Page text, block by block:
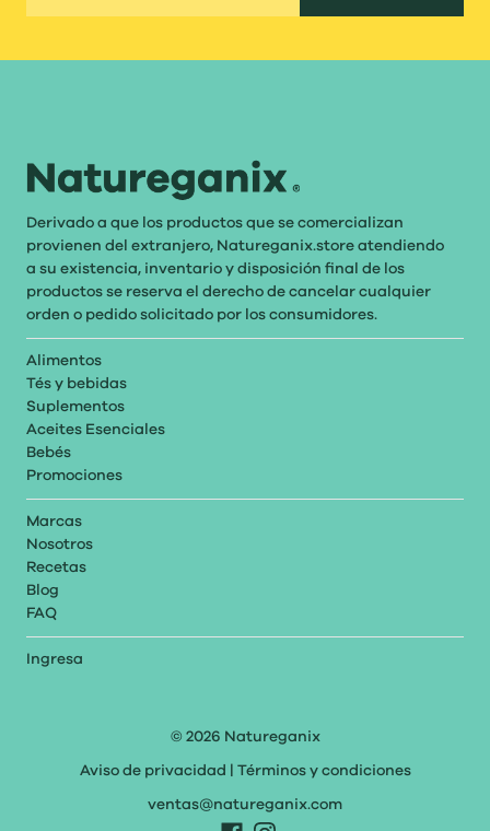
Derivado a que los productos que se comercializan
provienen del extranjero, Natureganix.store atendiendo
a su existencia, inventario y disposición final de los
productos se reserva el derecho de cancelar cualquier
orden o pedido solicitado por los consumidores.
Alimentos
Tés y bebidas
Suplementos
Aceites Esenciales
Bebés
Promociones
Marcas
Nosotros
Recetas
Blog
FAQ
Ingresa
© 2026 Natureganix
Aviso de privacidad Términos y condiciones
ventas@natureganix.com